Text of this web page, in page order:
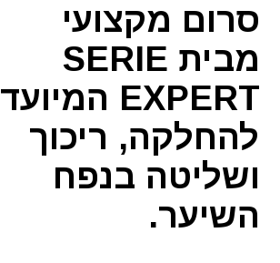
למראה
חלק
ומבריק
מבית
לוריאל
סרום מקצועי
מבית SERIE
EXPERT המיועד
להחלקה, ריכוך
ושליטה בנפח
השיער.